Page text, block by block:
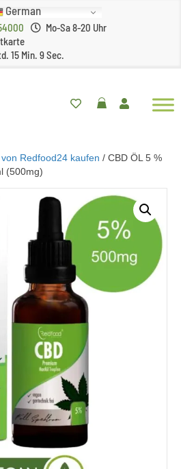
Mo-Sa 8-20 Uhr
15 Min. 9 Sec.
German
Redfood24 kaufen / CBD ÖL 5 %
(500mg)